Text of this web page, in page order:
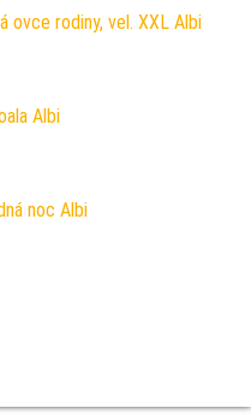
ovce rodiny, vel. XXL Albi
399 Kč.
Albi
99 Kč.
noc Albi
549 Kč.